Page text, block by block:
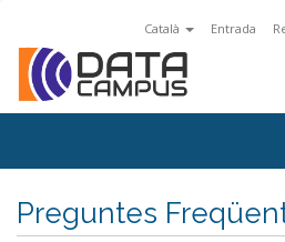
Català Entrada
Preguntes